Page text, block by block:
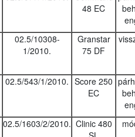
48 EC
02.5/10308-
1/2010.
Granstar
75 DF
02.5/543/1/2010. Score 250
EC
02.5/1603/2/2010. Clinic 480